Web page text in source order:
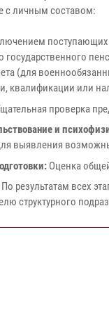
с личным составом:
государственного
(для
квалификации или
проверка
и
выявления
Оценка
По результатам всех
структурного